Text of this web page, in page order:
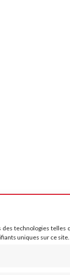
technologies telles
uniques sur ce